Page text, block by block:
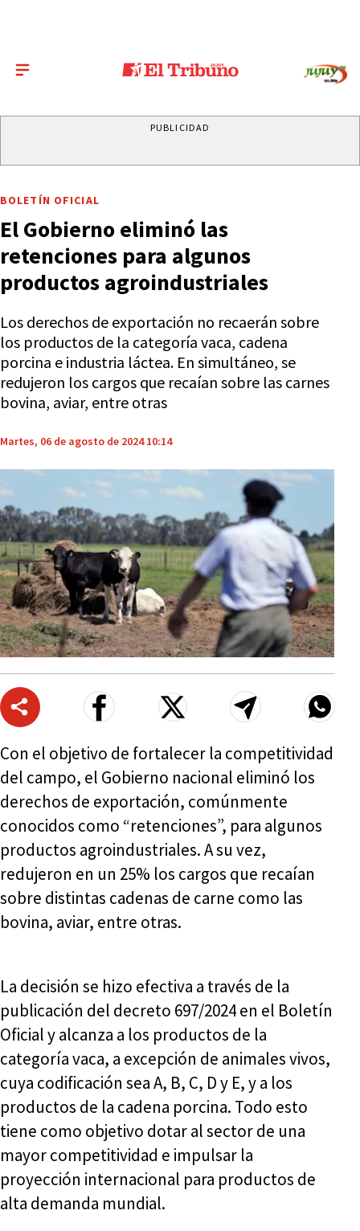
PUBLICIDAD
BOLETÍN OFICIAL
El Gobierno eliminó las
retenciones para algunos
productos agroindustriales
Los derechos de exportación no recaerán sobre
los productos de la categoría vaca, cadena
porcina e industria láctea. En simultáneo, se
redujeron los cargos que recaían sobre las carnes
bovina, aviar, entre otras
Martes, 06 de agosto de 2024 10:14
Con el objetivo de fortalecer la competitividad
del campo, el Gobierno nacional eliminó los
derechos de exportación, comúnmente
conocidos como “retenciones”, para algunos
productos agroindustriales. A su vez,
redujeron en un 25% los cargos que recaían
sobre distintas cadenas de carne como las
bovina, aviar, entre otras.
La decisión se hizo efectiva a través de la
publicación del decreto 697/2024 en el Boletín
Oficial y alcanza a los productos de la
categoría vaca, a excepción de animales vivos,
cuya codificación sea A, B, C, D y E, y a los
productos de la cadena porcina. Todo esto
tiene como objetivo dotar al sector de una
mayor competitividad e impulsar la
proyección internacional para productos de
alta demanda mundial.